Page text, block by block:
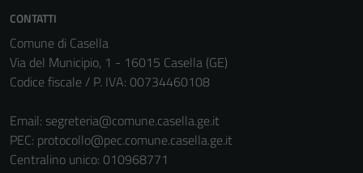
CONTATTI
Comune di Casella
Via del Municipio, 1 - 16015 Casella (GE)
Codice fiscale / P. IVA: 00734460108
Email: segreteria@comune.casella.ge.it
PEC: protocollo@pec.comune.casella.ge.it
Centralino unico: 010968771
anche per la
profilazione.
disabilitazione
di questi